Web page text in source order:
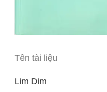
Tên tài liệu
Lim Dim